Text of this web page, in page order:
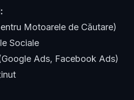
Motoarele de Căutare)
Sociale
Ads, Facebook Ads)